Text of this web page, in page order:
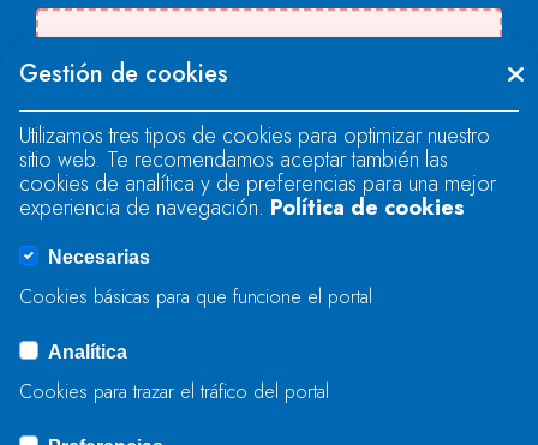
"text".
Se produjo un error al cargar el campo
"text".
Se produjo un error al cargar el campo
ENVIAR
Gestión de cookies
Utilizamos tres tipos de cookies para optimizar nuestro
sitio web. Te recomendamos aceptar también las
cookies de analítica y de preferencias para una mejor
experiencia de navegación. Política de cookies
Necesarias
Cookies básicas para que funcione el portal
Analítica
Cookies para trazar el tráfico del portal